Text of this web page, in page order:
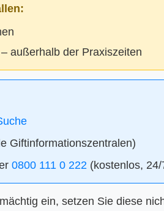
– außerhalb der Praxiszeiten
Giftinformationszentralen)
0800 111 0 222 (kostenlos, 24/
ein, setzen Sie diese